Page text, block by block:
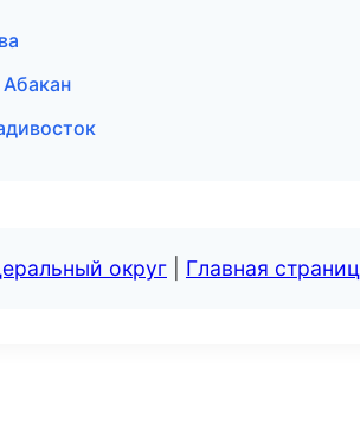
округ Главная